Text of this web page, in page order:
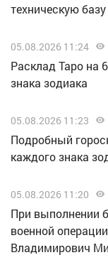
техническую базу
05.08.2026 11:24
Расклад Таро на
знака зодиака
05.08.2026 11:23
Подробный
каждого знака
05.08.2026 11:20
При выполнении
военной
Владимирович